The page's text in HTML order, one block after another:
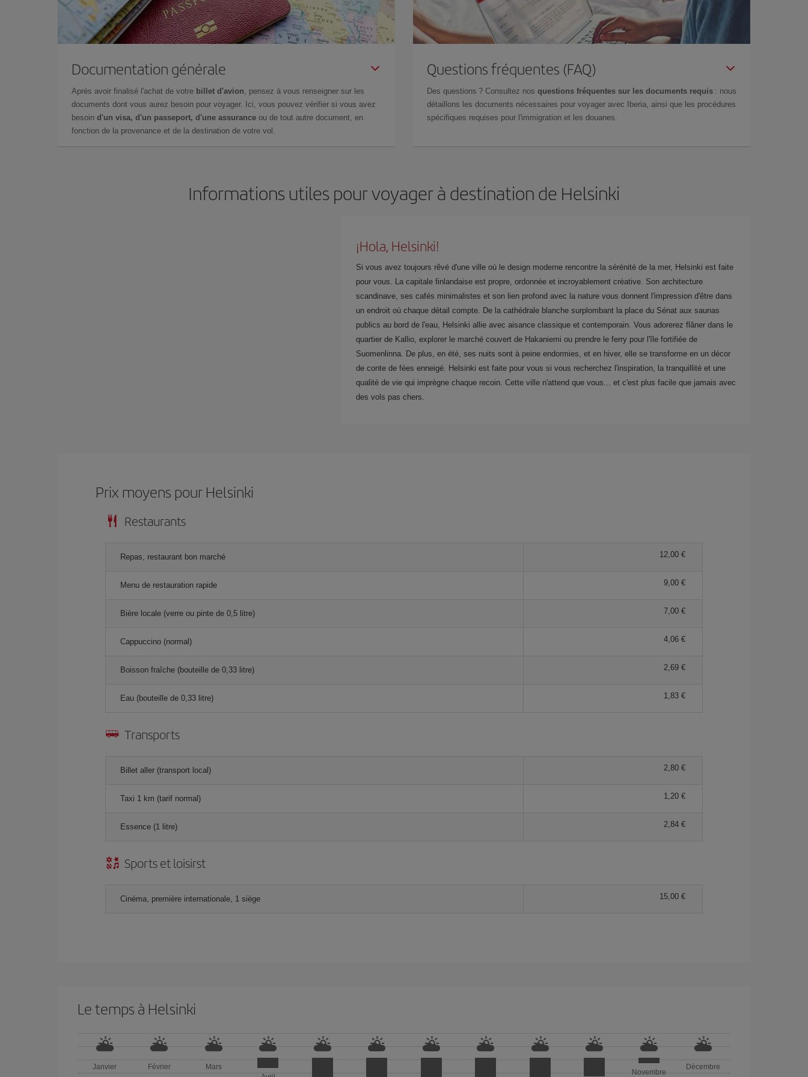
Documentation générale
Après avoir finalisé l'achat de votre billet d'avion , pensez à vous renseigner sur les
documents dont vous aurez besoin pour voyager. Ici, vous pouvez vérifier si vous avez
besoin d'un visa, d'un passeport, d'une assurance ou de tout autre document, en
fonction de la provenance et de la destination de votre vol.
Questions fréquentes (FAQ)
Des questions ? Consultez nos questions fréquentes sur les documents requis : nous
détaillons les documents nécessaires pour voyager avec Iberia, ainsi que les procédures
spécifiques requises pour l'immigration et les douanes.
Informations utiles pour voyager à destination de Helsinki
¡Hola, Helsinki!
Si vous avez toujours rêvé d'une ville où le design moderne rencontre la sérénité de la mer, Helsinki est faite
pour vous. La capitale finlandaise est propre, ordonnée et incroyablement créative. Son architecture
scandinave, ses cafés minimalistes et son lien profond avec la nature vous donnent l'impression d'être dans
un endroit où chaque détail compte. De la cathédrale blanche surplombant la place du Sénat aux saunas
publics au bord de l'eau, Helsinki allie avec aisance classique et contemporain. Vous adorerez flâner dans le
quartier de Kallio, explorer le marché couvert de Hakaniemi ou prendre le ferry pour l'île fortifiée de
Suomenlinna. De plus, en été, ses nuits sont à peine endormies, et en hiver, elle se transforme en un décor
de conte de fées enneigé. Helsinki est faite pour vous si vous recherchez l'inspiration, la tranquillité et une
qualité de vie qui imprègne chaque recoin. Cette ville n'attend que vous... et c'est plus facile que jamais avec
des vols pas chers.
Prix ​​moyens pour Helsinki
Restaurants
Repas, restaurant bon marché 12,00 €
Menu de restauration rapide 9,00 €
Bière locale (verre ou pinte de 0,5 litre) 7,00 €
Cappuccino (normal) 4,06 €
Boisson fraîche (bouteille de 0,33 litre) 2,69 €
Eau (bouteille de 0,33 litre) 1,83 €
Transports
Billet aller (transport local) 2,80 €
Taxi 1 km (tarif normal) 1,20 €
Essence (1 litre) 2,84 €
Sports et loisirst
Cinéma, première internationale, 1 siège 15,00 €
Le temps à Helsinki
Janvier
Février
Mars
Novembre
Décembre